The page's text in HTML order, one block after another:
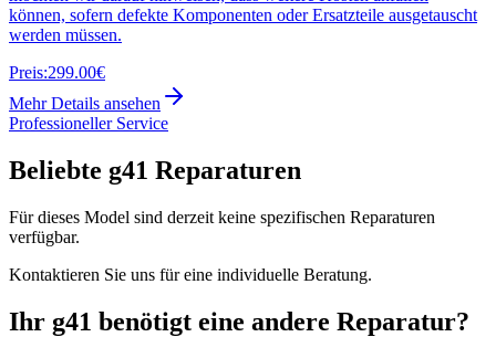
können, sofern defekte Komponenten oder Ersatzteile ausgetauscht
werden müssen.
Preis:299.00€
Mehr Details ansehen
Professioneller Service
Beliebte g41 Reparaturen
Für dieses Model sind derzeit keine spezifischen Reparaturen
verfügbar.
Kontaktieren Sie uns für eine individuelle Beratung.
Ihr g41 benötigt eine andere Reparatur?